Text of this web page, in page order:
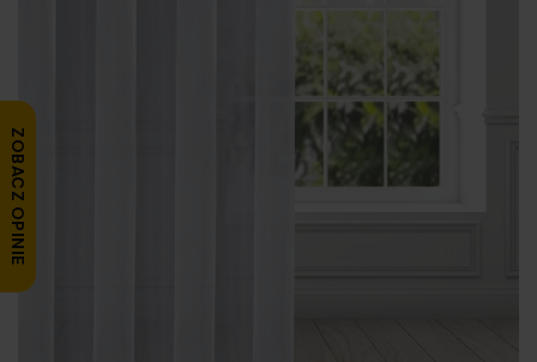
ZOBACZ OPINIE